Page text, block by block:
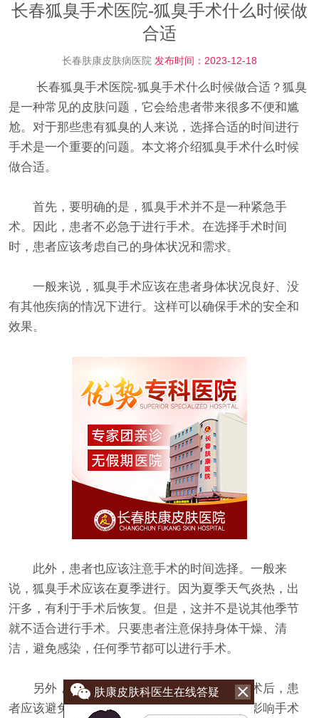
长春狐臭手术医院-狐臭手术什么时候做
合适
长春肤康皮肤病医院 发布时间：2023-12-18
长春狐臭手术医院-狐臭手术什么时候做合适？狐臭
是一种常见的皮肤问题，它会给患者带来很多不便和尴
尬。对于那些患有狐臭的人来说，选择合适的时间进行
手术是一个重要的问题。本文将介绍狐臭手术什么时候
做合适。
首先，要明确的是，狐臭手术并不是一种紧急手
术。因此，患者不必急于进行手术。在选择手术时间
时，患者应该考虑自己的身体状况和需求。
一般来说，狐臭手术应该在患者身体状况良好、没
有其他疾病的情况下进行。这样可以确保手术的安全和
效果。
此外，患者也应该注意手术的时间选择。一般来
说，狐臭手术应该在夏季进行。因为夏季天气炎热，出
汗多，有利于手术后恢复。但是，这并不是说其他季节
就不适合进行手术。只要患者注意保持身体干燥、清
洁，避免感染，任何季节都可以进行手术。
另外，患者还应该注意手术后的护理。手术后，患
者应该避免剧烈运动、出汗过多等行为，以免影响手术
肤康皮肤科医生在线答疑